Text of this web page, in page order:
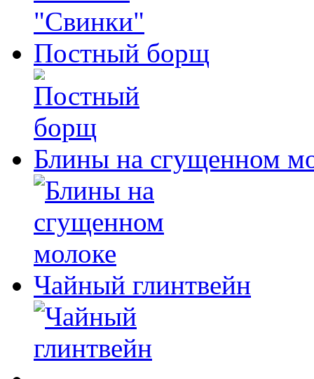
Постный борщ
Блины на сгущенном
Чайный глинтвейн